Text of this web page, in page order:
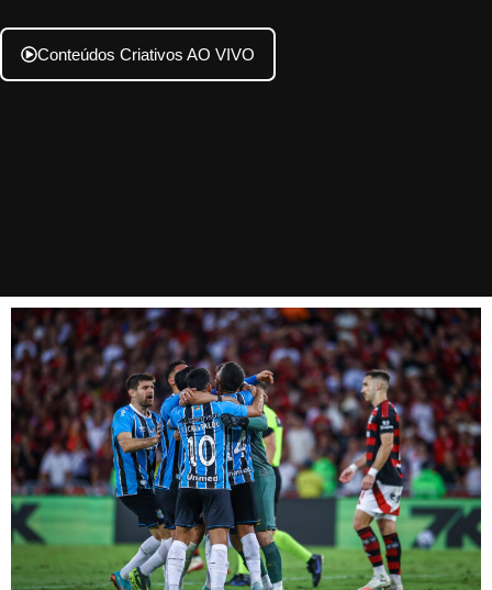
Conteúdos Criativos AO VIVO